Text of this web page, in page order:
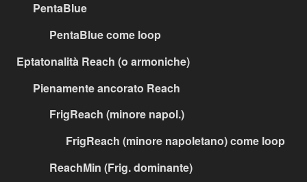
PentaBlue
PentaBlue come loop
Eptatonalità Reach (o armoniche)
Pienamente ancorato Reach
FrigReach (minore napol.)
FrigReach (minore napoletano) come loop
ReachMin (Frig. dominante)